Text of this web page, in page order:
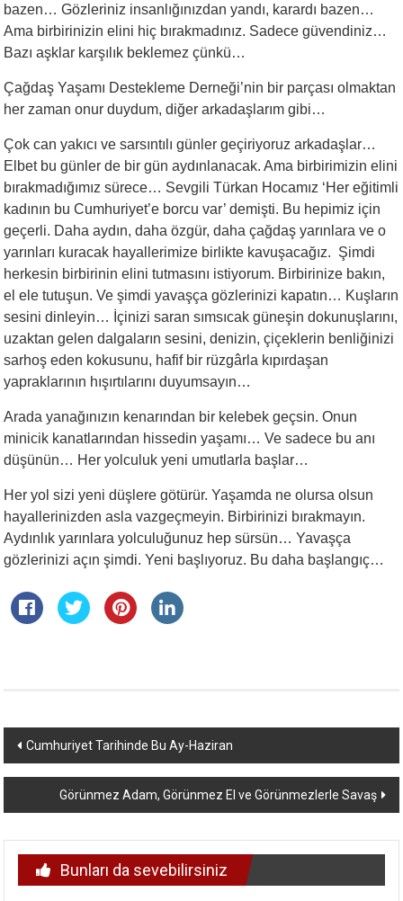
bazen… Gözleriniz insanlığınızdan yandı, karardı bazen…
Ama birbirinizin elini hiç bırakmadınız. Sadece güvendiniz…
Bazı aşklar karşılık beklemez çünkü…
Çağdaş Yaşamı Destekleme Derneği’nin bir parçası olmaktan
her zaman onur duydum, diğer arkadaşlarım gibi…
Çok can yakıcı ve sarsıntılı günler geçiriyoruz arkadaşlar…
Elbet bu günler de bir gün aydınlanacak. Ama birbirimizin elini
bırakmadığımız sürece… Sevgili Türkan Hocamız ‘Her eğitimli
kadının bu Cumhuriyet’e borcu var’ demişti. Bu hepimiz için
geçerli. Daha aydın, daha özgür, daha çağdaş yarınlara ve o
yarınları kuracak hayallerimize birlikte kavuşacağız. Şimdi
herkesin birbirinin elini tutmasını istiyorum. Birbirinize bakın,
el ele tutuşun. Ve şimdi yavaşça gözlerinizi kapatın… Kuşların
sesini dinleyin… İçinizi saran sımsıcak güneşin dokunuşlarını,
uzaktan gelen dalgaların sesini, denizin, çiçeklerin benliğinizi
sarhoş eden kokusunu, hafif bir rüzgârla kıpırdaşan
yapraklarının hışırtılarını duyumsayın…
Arada yanağınızın kenarından bir kelebek geçsin. Onun
minicik kanatlarından hissedin yaşamı… Ve sadece bu anı
düşünün… Her yolculuk yeni umutlarla başlar…
Her yol sizi yeni düşlere götürür. Yaşamda ne olursa olsun
hayallerinizden asla vazgeçmeyin. Birbirinizi bırakmayın.
Aydınlık yarınlara yolculuğunuz hep sürsün… Yavaşça
gözlerinizi açın şimdi. Yeni başlıyoruz. Bu daha başlangıç…
Yazı
dolaşımı
Cumhuriyet Tarihinde Bu Ay-Haziran
Görünmez Adam, Görünmez El ve Görünmezlerle Savaş
Bunları da sevebilirsiniz